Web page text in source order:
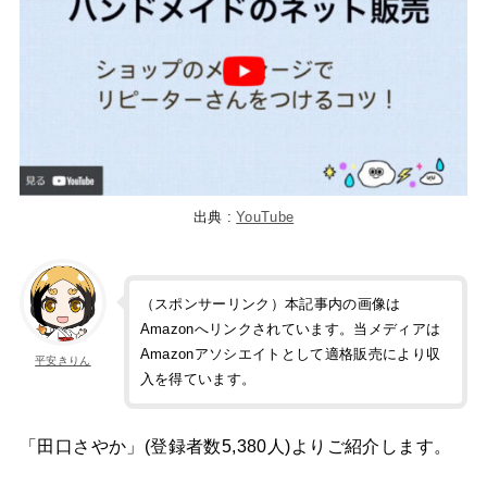
出典 :YouTube
平安きりん
（スポンサーリンク）本記事内の画像は
Amazonへリンクされています。当メディアは
Amazonアソシエイトとして適格販売により収
入を得ています。
「田口さやか」(登録者数5,380人)よりご紹介します。